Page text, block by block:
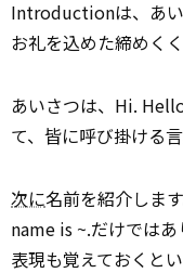
Introductionは、あい
お礼を込めた締めく
あいさつは、Hi.
て、皆に呼び掛ける
次に名前を紹介しま
name is ~.だけでは
表現も覚えておくと